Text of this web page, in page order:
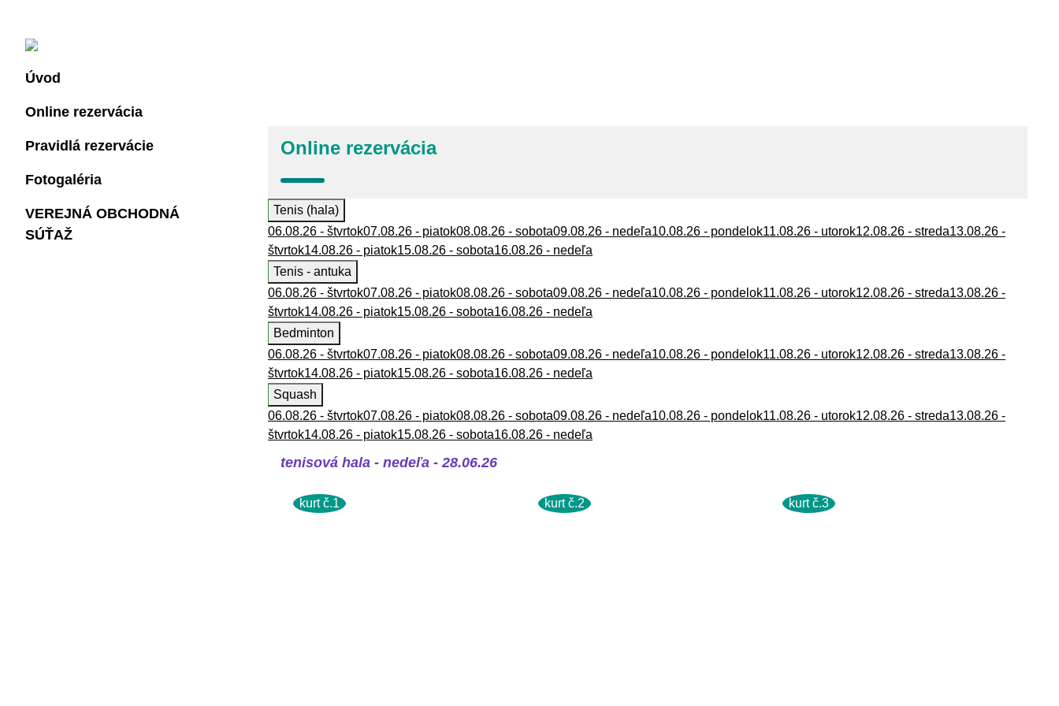
Úvod
Online rezervácia
Pravidlá rezervácie
Fotogaléria
VEREJNÁ OBCHODNÁ
SÚŤAŽ
Online rezervácia
Tenis (hala)
06.08.26 - štvrtok07.08.26 - piatok08.08.26 - sobota09.08.26 - nedeľa10.08.26 - pondelok11.08.26 - utorok12.08.26 - streda13.08.26 -
štvrtok14.08.26 - piatok15.08.26 - sobota16.08.26 - nedeľa
Tenis - antuka
06.08.26 - štvrtok07.08.26 - piatok08.08.26 - sobota09.08.26 - nedeľa10.08.26 - pondelok11.08.26 - utorok12.08.26 - streda13.08.26 -
štvrtok14.08.26 - piatok15.08.26 - sobota16.08.26 - nedeľa
Bedminton
06.08.26 - štvrtok07.08.26 - piatok08.08.26 - sobota09.08.26 - nedeľa10.08.26 - pondelok11.08.26 - utorok12.08.26 - streda13.08.26 -
štvrtok14.08.26 - piatok15.08.26 - sobota16.08.26 - nedeľa
Squash
06.08.26 - štvrtok07.08.26 - piatok08.08.26 - sobota09.08.26 - nedeľa10.08.26 - pondelok11.08.26 - utorok12.08.26 - streda13.08.26 -
štvrtok14.08.26 - piatok15.08.26 - sobota16.08.26 - nedeľa
tenisová hala - nedeľa - 28.06.26
kurt č.1 kurt č.2 kurt č.3